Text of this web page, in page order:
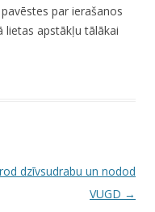
par ierašanos
lietas apstākļu tālākai
dzīvsudrabu un nodod
VUGD →